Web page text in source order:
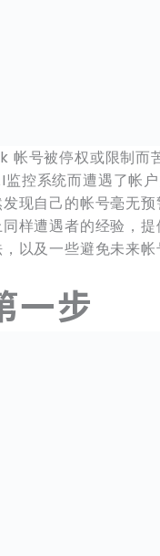
号被停权或限制而
控系统而遭遇了帐
现自己的帐号毫无预
样遭遇者的经验，
以及一些避免未来
一步